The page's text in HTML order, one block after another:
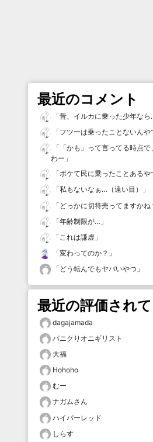
最近のコメント
「昔、イルカに乗った少年な
「フツーは乗ったことないん
「 「かも」って言ってる時点
わー 」
「ボケて民に乗ったことあるや
「私もないなぁ…（遠い目）
」
「 どっかに切符売ってますかね
「年齢制限が… 」
「 これは謙虚 」
「変わってのか？ 」
「 どう転んでもヤバいやつ 」
最近の評価され
dagajamada
パニクりオニギリスト
大福
Hohoho
むー
ナガムさん
ハイパーレッド
しらす